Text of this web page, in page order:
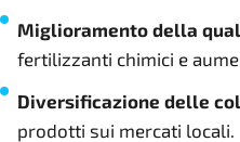
Miglioramento della
fertilizzanti chimici e
Diversificazione delle
prodotti sui mercati locali.